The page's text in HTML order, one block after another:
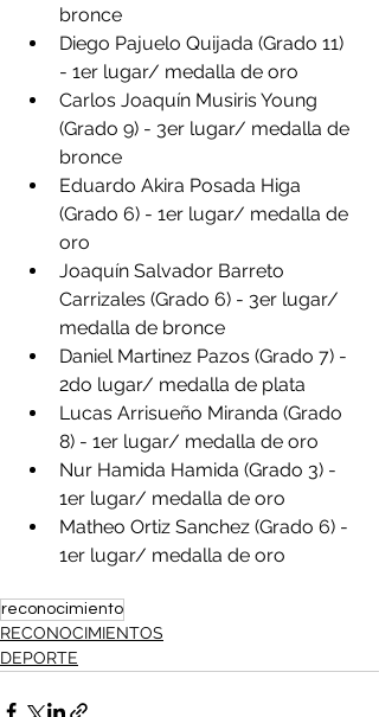
bronce
Diego Pajuelo Quijada (Grado 11)
- 1er lugar/ medalla de oro
Carlos Joaquín Musiris Young
(Grado 9) - 3er lugar/ medalla de
bronce
Eduardo Akira Posada Higa
(Grado 6) - 1er lugar/ medalla de
oro
Joaquín Salvador Barreto
Carrizales (Grado 6) - 3er lugar/
medalla de bronce
Daniel Martinez Pazos (Grado 7) -
2do lugar/ medalla de plata
Lucas Arrisueño Miranda (Grado
8) - 1er lugar/ medalla de oro
Nur Hamida Hamida (Grado 3) -
1er lugar/ medalla de oro
Matheo Ortiz Sanchez (Grado 6) -
1er lugar/ medalla de oro
reconocimiento
RECONOCIMIENTOS
DEPORTE